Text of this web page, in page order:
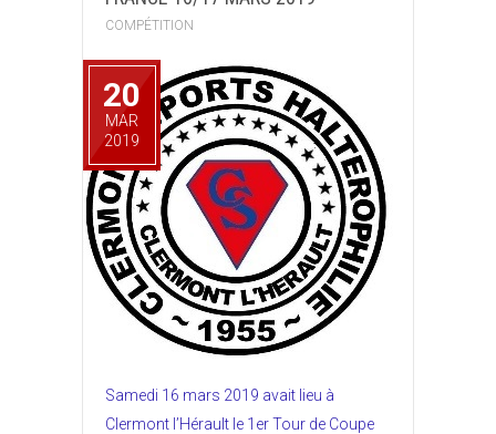
COMPÉTITION
20
MAR
2019
Samedi 16 mars 2019 avait lieu à
Clermont l’Hérault le 1er Tour de Coupe